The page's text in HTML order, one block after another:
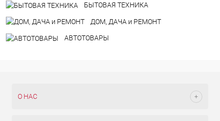
БЫТОВАЯ ТЕХНИКА
ДOM, ДАЧА и РЕМОНТ
АВТОТОВАРЫ
О НАС